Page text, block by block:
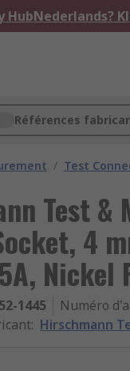
HubNederlands?
Références
/ Test
Test &
4
Nickel
1445 Numéro
: Hirschmann